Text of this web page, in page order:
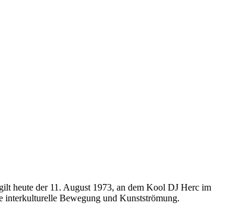
heute der 11. August 1973, an dem Kool DJ Herc im
interkulturelle Bewegung und Kunstströmung.